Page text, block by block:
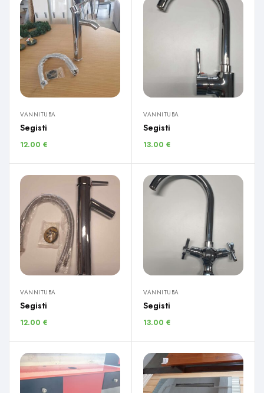
VANNITUBA
Segisti
12.00 €
VANNITUBA
Segisti
13.00 €
VANNITUBA
Segisti
12.00 €
VANNITUBA
Segisti
13.00 €